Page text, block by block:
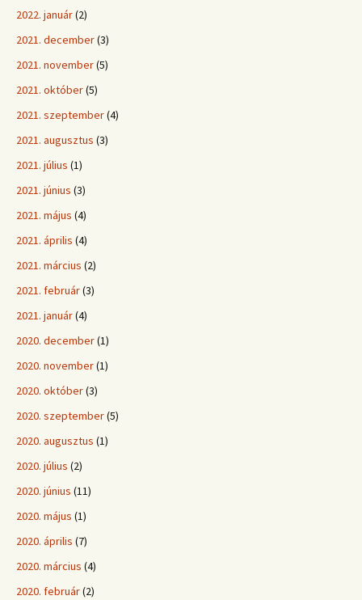
2022. január(2)
2021. december(3)
2021. november(5)
2021. október(5)
2021. szeptember(4)
2021. augusztus (3)
2021. július (1)
2021. június (3)
2021. május (4)
2021. április (4)
2021. március (2)
2021. február(3)
2021. január(4)
2020. december(1)
2020. november(1)
2020. október(3)
2020. szeptember(5)
2020. augusztus (1)
2020. július (2)
2020. június (11)
2020. május (1)
2020. április (7)
2020. március (4)
2020. február(2)